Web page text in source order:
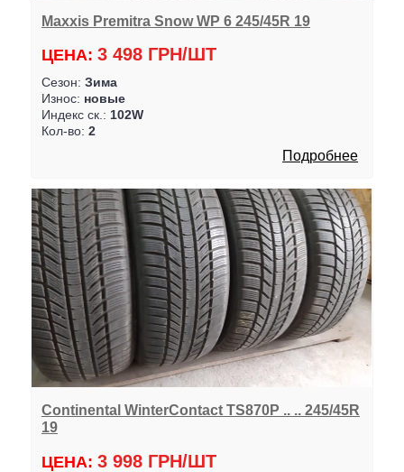
Maxxis Premitra Snow WP 6 245/45R 19
ЦЕНА: 3 498 ГРН/ШТ
Сезон: Зима
Износ: новые
Индекс ск.: 102W
Кол-во: 2
Подробнее
Continental WinterContact TS870P .. .. 245/45R
19
ЦЕНА: 3 998 ГРН/ШТ